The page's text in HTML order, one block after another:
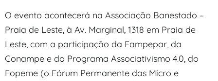
O evento acontecerá na Associação Banestado –
Praia de Leste, à Av. Marginal, 1318 em Praia de
Leste, com a participação da Fampepar, da
Conampe e do Programa Associativismo 4.0, do
Fopeme (o Fórum Permanente das Micro e